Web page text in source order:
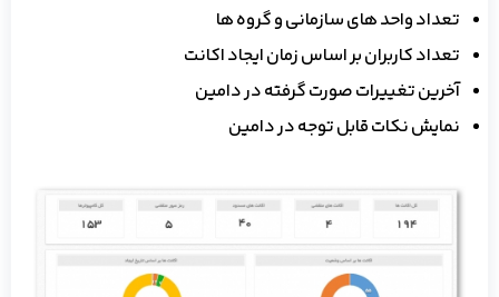
تعداد واحد های سازمانی و گروه ها
تعداد کاربران بر اساس زمان ایجاد اکانت
آخرین تغییرات صورت گرفته در دامین
نمایش نکات قابل توجه در دامین